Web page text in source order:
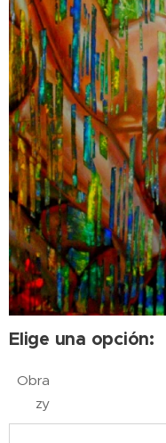
Elige una opción:
Obra
zy